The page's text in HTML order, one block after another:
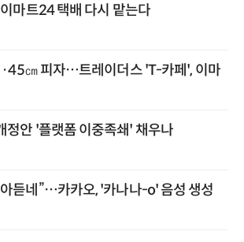
마트24 택배 다시 맡는다
㎝ 피자…트레이더스 'T-카페', 이마
정안 '플랫폼 이중족쇄' 채우나
듣네”…카카오, '카나나-o' 음성 생성